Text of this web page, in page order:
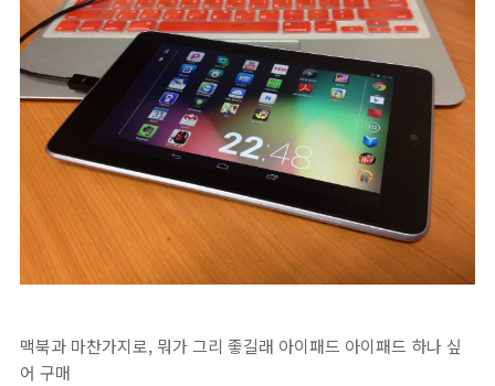
맥북과 마찬가지로, 뭐가 그리 좋길래 아이패드 아이패드 하나 싶
어 구매